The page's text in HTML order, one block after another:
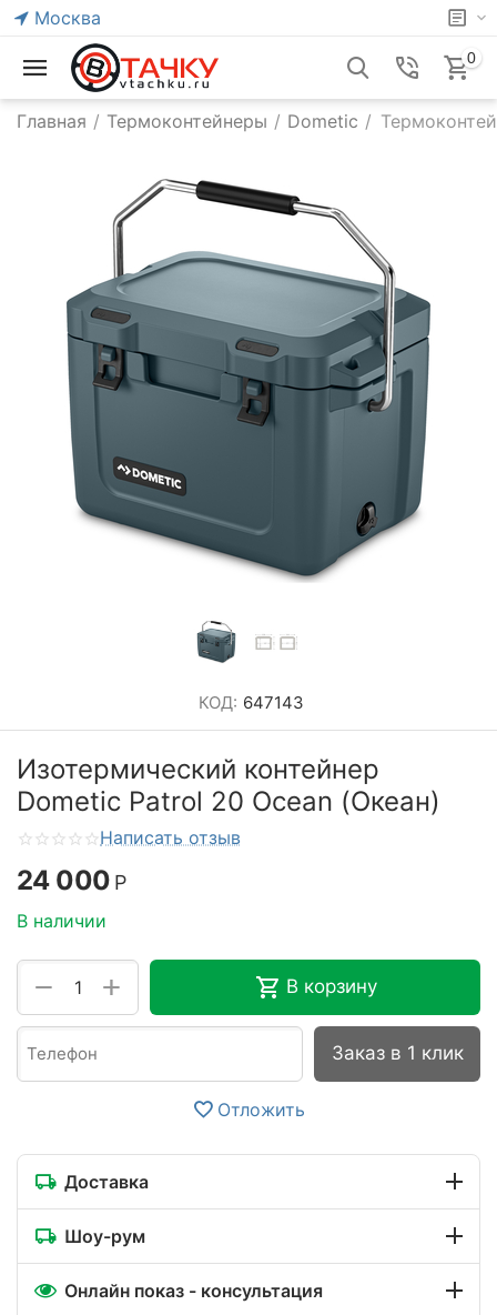
Москва
0
Главная / Термоконтейнеры / Dometic /
КОД: 647143
Изотермический контейнер
Dometic Patrol 20 Ocean (Океан)
Написать отзыв
24 000 Р
В наличии
+
− В корзину
Заказ в 1 клик
Отложить
Доставка
Шоу-рум
Онлайн показ - консультация